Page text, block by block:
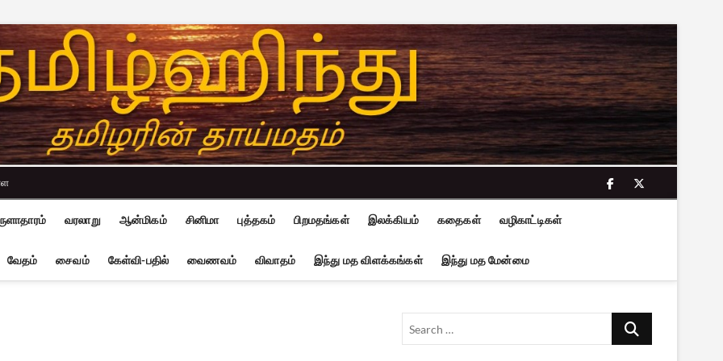
facebook
twitter
வரலாறு ஆன்மிகம் சினிமா புத்தகம் பிறமதங்கள் இலக்கியம் கதைகள் வழிகாட்டிகள்
வேதம் சைவம் கேள்வி-பதில் வைணவம் விவாதம் இந்து மத விளக்கங்கள் இந்து மத மேன்மை
Search